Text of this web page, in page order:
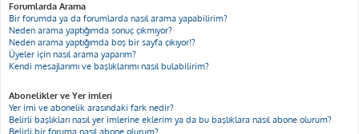
Forumlarda Arama
Bir forumda ya da forumlarda nasıl arama yapabilirim?
Neden arama yaptığımda sonuç çıkmıyor?
Neden arama yaptığımda boş bir sayfa çıkıyor!?
Üyeler için nasıl arama yaparım?
Kendi mesajlarımı ve başlıklarımı nasıl bulabilirim?
Abonelikler ve Yer imleri
Yer imi ve abonelik arasındaki fark nedir?
Belirli başlıkları nasıl yer imlerine eklerim ya da bu başlıklara nasıl abone olurum?
Belirli bir foruma nasıl abone olurum?